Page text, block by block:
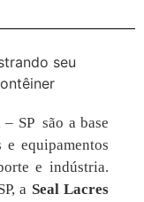
SP são a base
e equipamentos
e indústria.
a Seal Lacres